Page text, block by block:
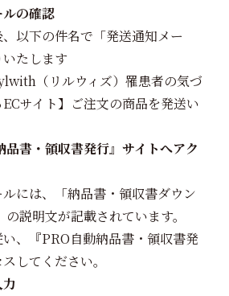
の確認
以下の件名で「発送通知メー
たします
（リルウィズ）罹患者の気づ
サイト】ご注文の商品を発送い
品書・領収書発行』サイトへアク
には、「納品書・領収書ダウン
説明文が記載されています。
、『PRO自動納品書・領収書発
してください。